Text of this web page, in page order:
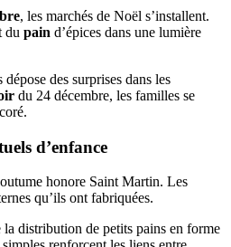
, les marchés de Noël s’installent.
du pain d’épices dans une lumière
des surprises dans les
du 24 décembre, les familles se
d’enfance
honore Saint Martin. Les
qu’ils ont fabriquées.
la distribution de petits pains en forme